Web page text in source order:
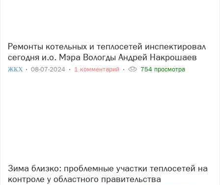
Ремонты котельных и теплосетей инспектировал
сегодня и.о. Мэра Вологды Андрей Накрошаев
ЖКХ 08-07-2024 1 комментарий 754 просмотра
Зима близко: проблемные участки теплосетей на
контроле у областного правительства